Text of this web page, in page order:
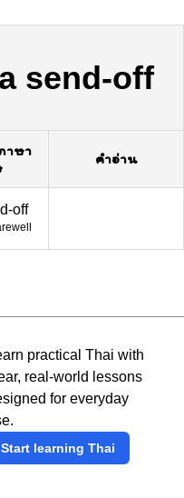
send-off
าษา
คำอ่าน
off
practical Thai with
real-world lessons
for everyday
Start learning Thai